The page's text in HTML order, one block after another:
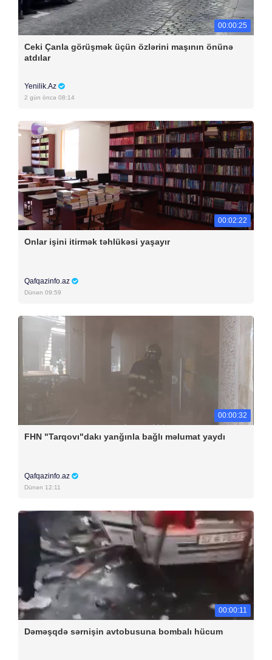
00:00:25
Ceki Çanla görüşmək üçün özlərini maşının önünə
atdılar
Yenilik.Az
2 gün öncə 08:14
00:02:22
Onlar işini itirmək təhlükəsi yaşayır
Qafqazinfo.az
Dünən 09:59
00:00:32
FHN "Tarqovı"dakı yanğınla bağlı məlumat yaydı
Qafqazinfo.az
Dünən 12:11
00:00:11
Dəməşqdə sərnişin avtobusuna bombalı hücum